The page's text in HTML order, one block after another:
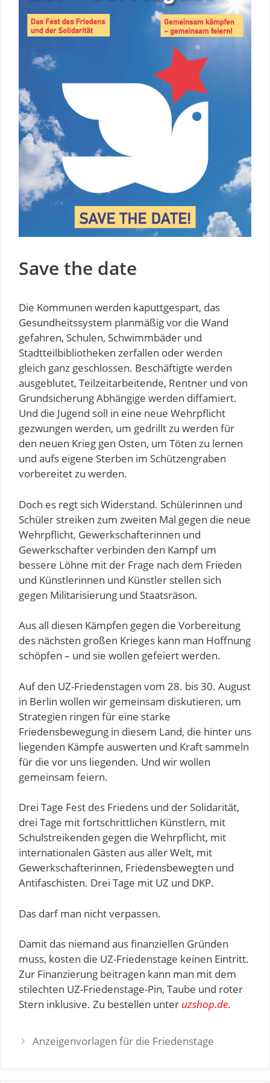
Save the date
Die Kommunen werden kaputtgespart, das
Gesundheitssystem planmäßig vor die Wand
gefahren, Schulen, Schwimmbäder und
Stadtteilbibliotheken zerfallen oder werden
gleich ganz geschlossen. Beschäftigte werden
ausgeblutet, Teilzeitarbeitende, Rentner und von
Grundsicherung Abhängige werden diffamiert.
Und die Jugend soll in eine neue Wehrpflicht
gezwungen werden, um gedrillt zu werden für
den neuen Krieg gen Osten, um Töten zu lernen
und aufs eigene Sterben im Schützengraben
vorbereitet zu werden.
Doch es regt sich Widerstand. Schülerinnen und
Schüler streiken zum zweiten Mal gegen die neue
Wehrpflicht, Gewerkschafterinnen und
Gewerkschafter verbinden den Kampf um
bessere Löhne mit der Frage nach dem Frieden
und Künstlerinnen und Künstler stellen sich
gegen Militarisierung und Staatsräson.
Aus all diesen Kämpfen gegen die Vorbereitung
des nächsten großen Krieges kann man Hoffnung
schöpfen – und sie wollen gefeiert werden.
Auf den UZ-Friedenstagen vom 28. bis 30. August
in Berlin wollen wir gemeinsam diskutieren, um
Strategien ringen für eine starke
Friedensbewegung in diesem Land, die hinter uns
liegenden Kämpfe auswerten und Kraft sammeln
für die vor uns liegenden. Und wir wollen
gemeinsam feiern.
Drei Tage Fest des Friedens und der Solidarität,
drei Tage mit fortschrittlichen Künstlern, mit
Schulstreikenden gegen die Wehrpflicht, mit
internationalen Gästen aus aller Welt, mit
Gewerkschafterinnen, Friedensbewegten und
Antifaschisten. Drei Tage mit UZ und DKP.
Das darf man nicht verpassen.
Damit das niemand aus finanziellen Gründen
muss, kosten die UZ-Friedenstage keinen Eintritt.
Zur Finanzierung beitragen kann man mit dem
stilechten UZ-Friedenstage-Pin, Taube und roter
Stern inklusive. Zu bestellen unter uzshop.de.
PostAnzeigenvorlagen für die Friedenstage